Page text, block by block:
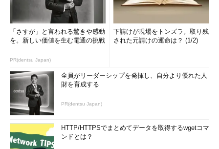
「さすが」と言われる驚きや感動
を。新しい価値を生む電通の挑戦
PR(dentsu Japan)
下請けが現場をトンズラ。取り残
された元請けの運命は？ (1/2)
全員がリーダーシップを発揮し、自分より優れた人
財を育成する
PR(dentsu Japan)
HTTP/HTTPSでまとめてデータを取得するwgetコマ
ンドとは？